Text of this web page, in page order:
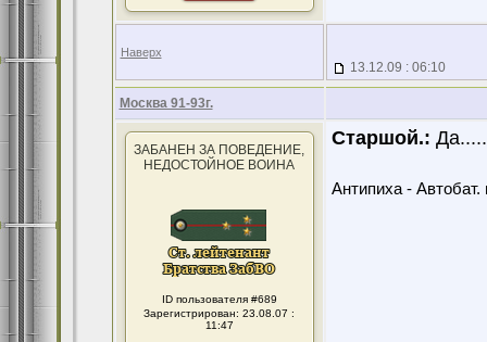
Наверх
13.12.09 : 06:10
Москва 91-93г.
ЗАБАНЕН ЗА ПОВЕДЕНИЕ,
НЕДОСТОЙНОЕ ВОИНА
ID пользователя #689
Зарегистрирован: 23.08.07 :
11:47
Старшой.:
Антипиха - Автобат.